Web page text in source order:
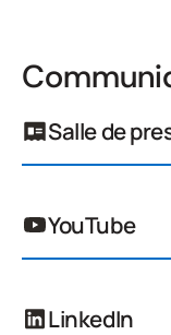
Salle de
YouTube
LinkedIn